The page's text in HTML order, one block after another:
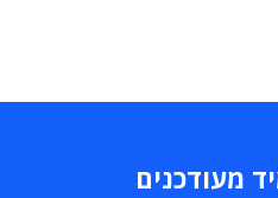
מעודכנים